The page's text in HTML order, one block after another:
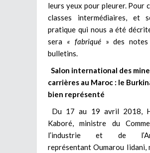
leurs yeux pour pleurer. Pour
classes intermédiaires, et
pratique qui nous a été
sera « fabriqué » des
bulletins.
Salon international des
carrières au Maroc : le
bien représenté
Du 17 au 19 avril 2018,
Kaboré, ministre du
l’industrie et de
représentant Oumarou Iidani,